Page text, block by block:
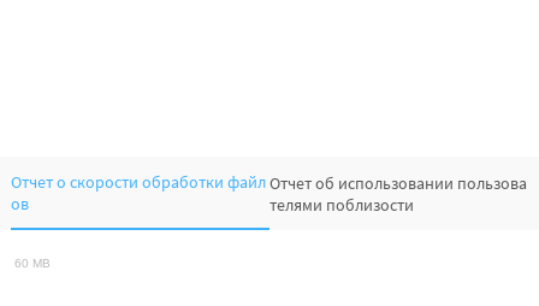
Отчет о скорости обработки файл
ов
Отчет об использовании пользова
телями поблизости